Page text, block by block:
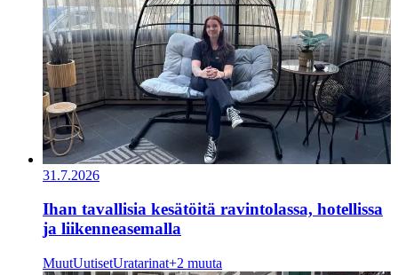
31.7.2026
Ihan tavallisia kesätöitä ravintolassa, hotellissa
ja liikenneasemalla
MuutUutisetUratarinat+2 muuta